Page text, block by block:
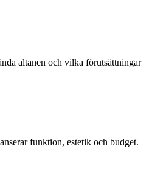
altanen och vilka förutsättningar
funktion, estetik och budget.